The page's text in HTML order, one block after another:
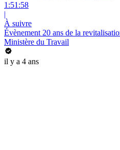
1:51:58
|
À suivre
Évènement 20 ans de la
Ministère du Travail
il y a 4 ans